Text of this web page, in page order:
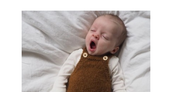
KJØP